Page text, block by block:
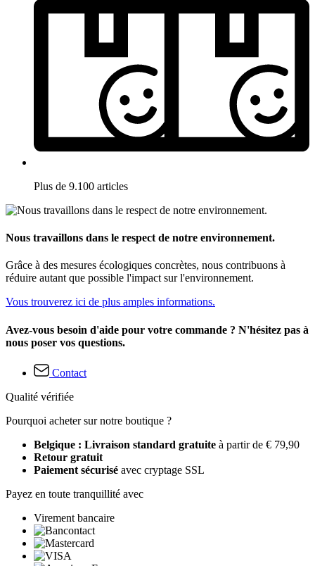
Plus de 9.100 articles
Nous travaillons dans le respect de notre environnement.
Grâce à des mesures écologiques concrètes, nous contribuons à
réduire autant que possible l'impact sur l'environnement.
Vous trouverez ici de plus amples informations.
Avez-vous besoin d'aide pour votre commande ? N'hésitez pas à
nous poser vos questions.
Contact
Qualité vérifiée
Pourquoi acheter sur notre boutique ?
Belgique : Livraison standard gratuite à partir de € 79,90
Retour gratuit
Paiement sécurisé avec cryptage SSL
Payez en toute tranquillité avec
Virement bancaire